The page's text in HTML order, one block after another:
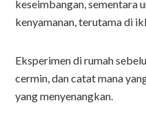
keseimbangan, sementara
kenyamanan, terutama di
Eksperimen di rumah
cermin, dan catat mana
yang menyenangkan.